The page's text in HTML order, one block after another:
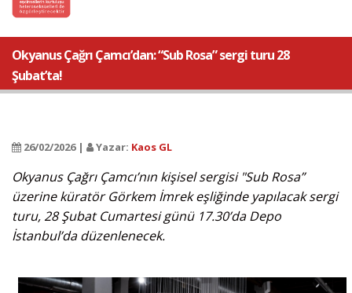
Okyanus Çağrı Çamcı’dan: “Sub Rosa” sergi turu 28
Şubat’ta!
26/02/2026 | Yazar: Kaos GL
Okyanus Çağrı Çamcı’nın kişisel sergisi "Sub Rosa”
üzerine küratör Görkem İmrek eşliğinde yapılacak sergi
turu, 28 Şubat Cumartesi günü 17.30’da Depo
İstanbul’da düzenlenecek.